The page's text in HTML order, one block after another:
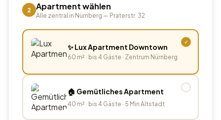
2 Apartment wählen
Alle zentral in Nürnberg — Praterstr. 32
✨ Lux Apartment Downtown
60 m² · bis 4 Gäste · Zentrum Nürnberg
✓
🏠 Gemütliches Apartment
40 m² · bis 4 Gäste · 5 Min Altstadt